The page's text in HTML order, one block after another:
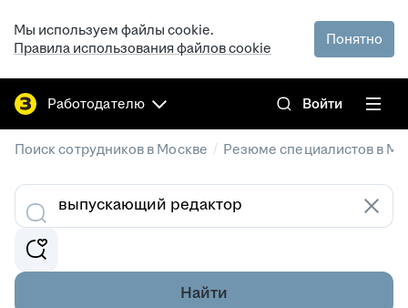
Мы используем файлы cookie.
Правила использования файлов cookie
Понятно
Работодателю Войти
Поиск сотрудников в Москве / Резюме специалистов в
Найти